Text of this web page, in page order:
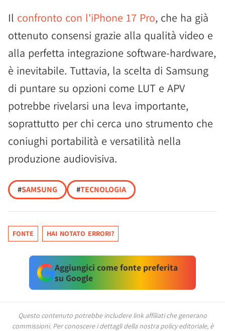
Il confronto con l'iPhone 17 Pro, che ha già
ottenuto consensi grazie alla qualità video e
alla perfetta integrazione software-hardware,
è inevitabile. Tuttavia, la scelta di Samsung
di puntare su opzioni come LUT e APV
potrebbe rivelarsi una leva importante,
soprattutto per chi cerca uno strumento che
coniughi portabilità e versatilità nella
produzione audiovisiva.
#SAMSUNG #TECNOLOGIA
FONTE HAI NOTATO ERRORI?
Aggiungici come fonte preferita
su Google
Questo contenuto potrebbe includere link affiliati che generano
commissioni. Per conoscere i dettagli della nostra policy editoriale, è